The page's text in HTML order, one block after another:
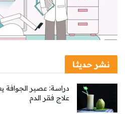
نشر حديثا
دراسة: عصير الجوافة
علاج فقر الدم